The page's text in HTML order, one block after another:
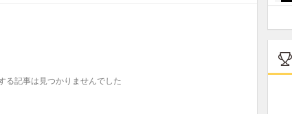
る記事は見つかりませんでした